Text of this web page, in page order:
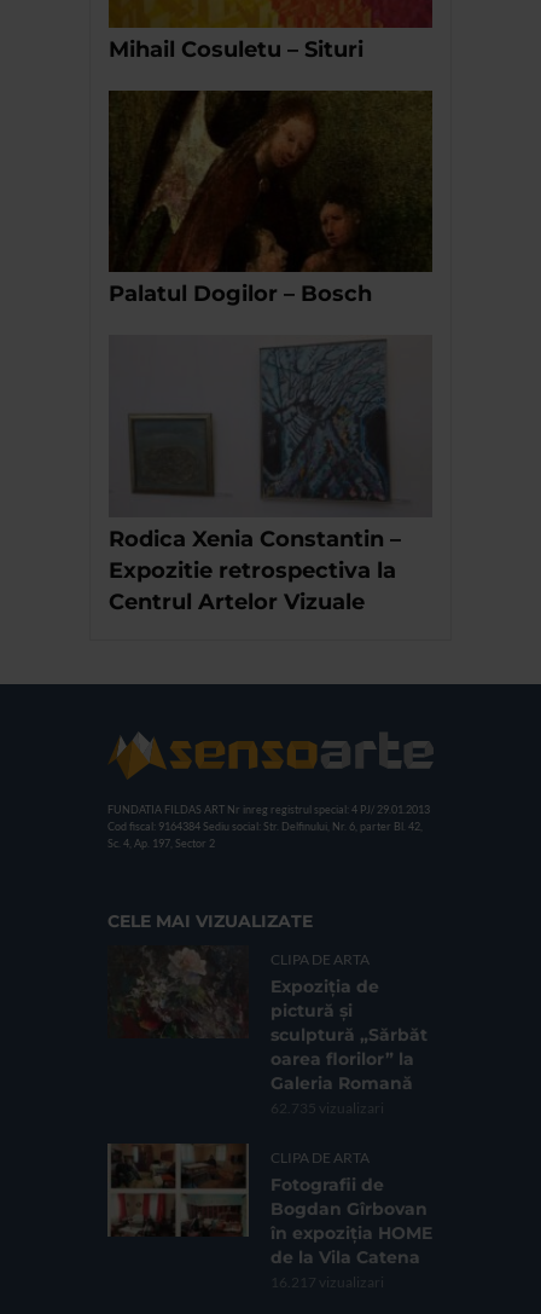
Mihail Cosuletu – Situri
Palatul Dogilor – Bosch
Rodica Xenia Constantin –
Expozitie retrospectiva la
Centrul Artelor Vizuale
FUNDATIA FILDAS ART Nr inreg registrul special: 4 PJ/ 29.01.2013
Cod fiscal: 9164384 Sediu social: Str. Delfinului, Nr. 6, parter Bl. 42,
Sc. 4, Ap. 197, Sector 2
CELE MAI VIZUALIZATE
CLIPA DE ARTA
Expoziția de
pictură și
sculptură „Sărbăt
oarea florilor” la
Galeria Romană
62.735 vizualizari
CLIPA DE ARTA
Fotografii de
Bogdan Gîrbovan
în expoziția HOME
de la Vila Catena
16.217 vizualizari